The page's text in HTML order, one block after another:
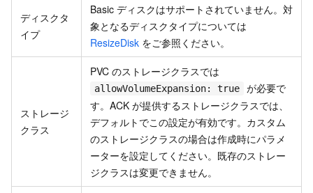
ディスクタ
イプ
Basic ディスクはサポートされていません。対
象となるディスクタイプについては
ResizeDisk をご参照ください。
ストレージ
クラス
PVC のストレージクラスでは
allowVolumeExpansion: true
が必要で
す。ACK が提供するストレージクラスでは、
デフォルトでこの設定が有効です。カスタム
のストレージクラスの場合は作成時にパラメ
ーターを設定してください。既存のストレー
ジクラスは変更できません。